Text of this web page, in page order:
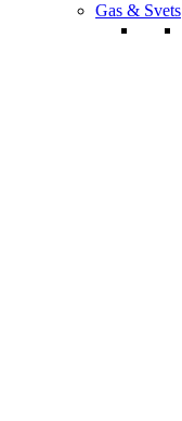
Gas & Svets